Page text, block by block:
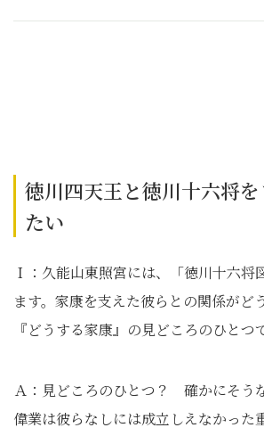
徳川四天王と徳川十六将
たい
Ｉ：久能山東照宮には、「徳川十六将
ます。家康を支えた彼らとの関係がど
『どうする家康』の見どころのひとつ
Ａ：見どころのひとつ？ 確かにそう
偉業は彼らなしには成立しえなかった